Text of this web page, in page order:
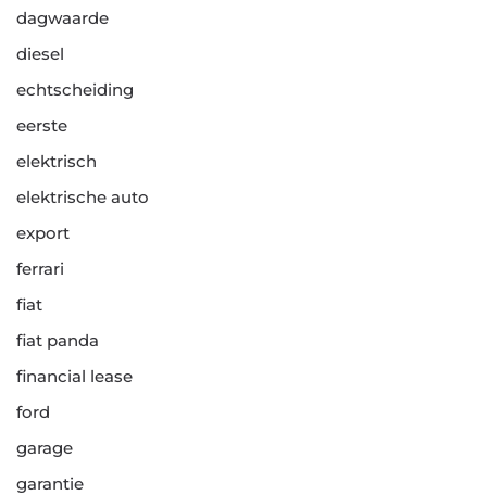
dagwaarde
diesel
echtscheiding
eerste
elektrisch
elektrische auto
export
ferrari
fiat
fiat panda
financial lease
ford
garage
garantie